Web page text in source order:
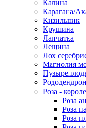
Калина
Карагана/
Кизильник
Крушина
Лапчатка
Лещина
Лох
Магнолия
Роза -
Роза
Роза
Роза